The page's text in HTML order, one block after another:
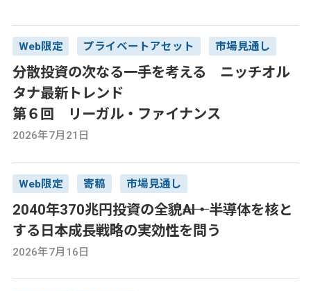
Web限定 プライベートアセット 市場見通し
分散投資の次なる一手を考える ニッチオル
タナ最新トレンド
第６回 リーガル・ファイナンス
2026年7月21日
Web限定 寄稿 市場見通し
2040年370兆円投資の全貌――AI・半導体を核と
する日本成長戦略の実効性を問う
2026年7月16日